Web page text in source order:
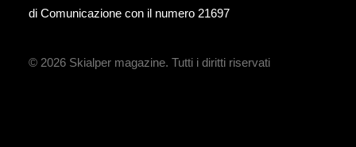
di Comunicazione con il numero 21697
© 2026 Skialper magazine. Tutti i diritti riservati